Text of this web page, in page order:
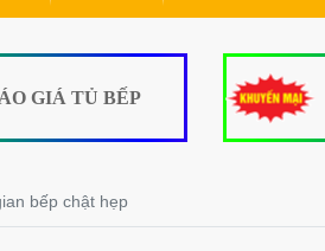
GIÁ TỦ BẾP
bếp chật hẹp